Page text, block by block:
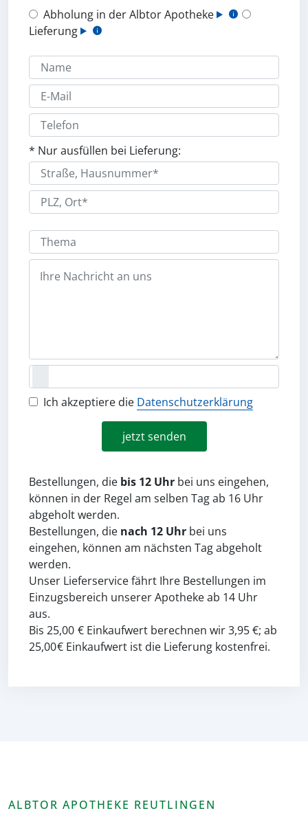
Abholung in der Albtor Apotheke
Lieferung
* Nur ausfüllen bei Lieferung:
Ich akzeptiere die Datenschutzerklärung
jetzt senden
Bestellungen, die bis 12 Uhr bei uns eingehen,
können in der Regel am selben Tagab 16 Uhr
abgeholt werden.
Bestellungen, die nach 12 Uhr bei uns
eingehen, können am nächsten Tag abgeholt
werden.
Unser Lieferservice fährt Ihre Bestellungen im
Einzugsbereich unserer Apotheke ab 14 Uhr
aus.
Bis 25,00 € Einkaufwert berechnen wir 3,95 €; ab
25,00 € Einkaufwert ist die Lieferung kostenfrei.
ALBTOR APOTHEKE REUTLINGEN